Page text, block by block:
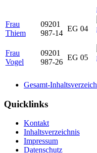
Frau
Thiem
09201
987-14
EG 04
Frau
Vogel
09201
987-26
EG 05
Gesamt-
Quicklinks
Kontakt
Inhaltsverzeichnis
Impressum
Datenschutz